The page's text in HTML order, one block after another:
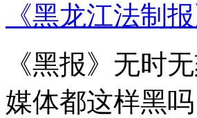
《黑龙江法制
《黑报》无时
媒体都这样黑